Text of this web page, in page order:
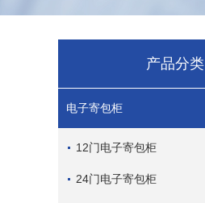
产品分类
电子寄包柜
12门电子寄包柜
24门电子寄包柜